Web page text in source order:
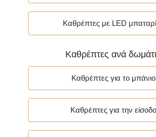
Καθρέπτες με LED
Καθρέπτες ανά
Καθρέπτες για το μπάνιο
Καθρέπτες για την είσοδο